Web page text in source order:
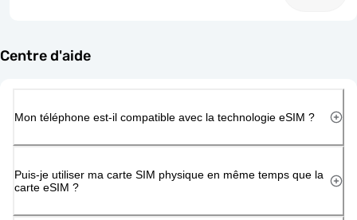
Centre d'aide
Mon téléphone est-il compatible avec la technologie eSIM ?
Puis-je utiliser ma carte SIM physique en même temps que la
carte eSIM ?